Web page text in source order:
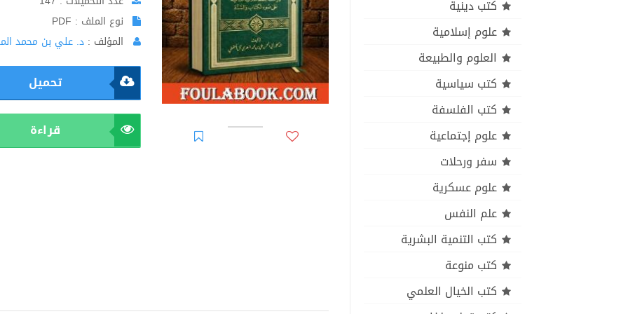
كتب دينية
علوم إسلامية
العلوم والطبيعة
كتب سياسية
كتب الفلسفة
علوم إجتماعية
سفر ورحلات
علوم عسكرية
علم النفس
كتب التنمية البشرية
كتب منوعة
كتب الخيال العلمي
نوع الملف : PDF
المؤلف : د. علي بن محمد
تحميل
قراءة